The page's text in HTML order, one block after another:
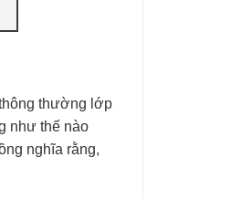
thường lớp
như thế nào
nghĩa rằng,